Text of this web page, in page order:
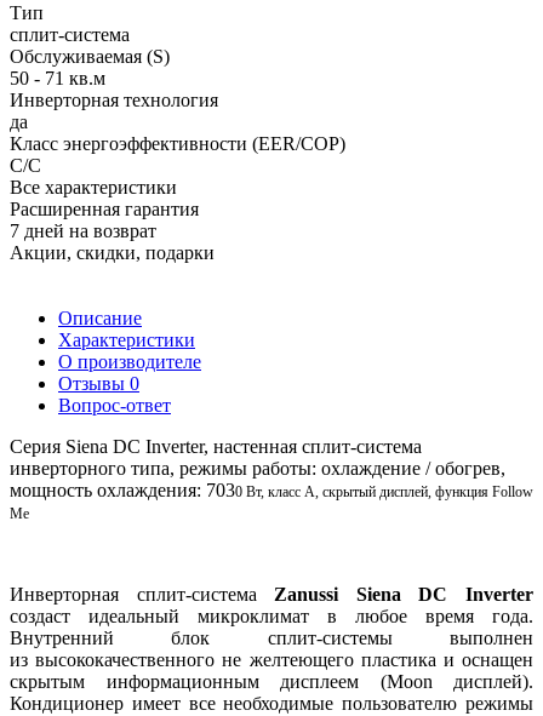
Тип
сплит-система
Обслуживаемая (S)
50 - 71 кв.м
Инверторная технология
да
Класс энергоэффективности (EER/COP)
С/С
Все характеристики
Расширенная гарантия
7 дней на возврат
Акции, скидки, подарки
Описание
Характеристики
О производителе
Отзывы 0
Вопрос-ответ
Серия Siena DC Inverter, настенная сплит-система
инверторного типа, режимы работы: охлаждение / обогрев,
мощность охлаждения: 7030 Вт, класс А, скрытый дисплей, функция Follow
Me
Инверторная сплит-система Zanussi Siena DC Inverter
создаст идеальный микроклимат в любое время года.
Внутренний блок сплит-системы выполнен
из высококачественного не желтеющего пластика и оснащен
скрытым информационным дисплеем (Moon дисплей).
Кондиционер имеет все необходимые пользователю режимы